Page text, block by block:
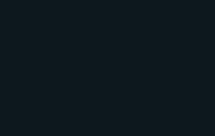
vorgetragen, daß gegen ein
bei einer darauf beruhenden
für eine falsche
sonstiges fehlerhaftes Verhalten des
in diesen Fällen der Schiffsführer,
den gegen ihn sprechenden
erschüttern ; er müsse dann aber
abweichenden